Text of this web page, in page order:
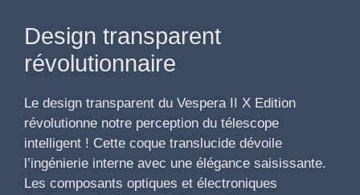
Design transparent
révolutionnaire
Le design transparent du Vespera II X Edition
révolutionne notre perception du télescope
intelligent ! Cette coque translucide dévoile
l’ingénierie interne avec une élégance saisissante.
Les composants optiques et électroniques